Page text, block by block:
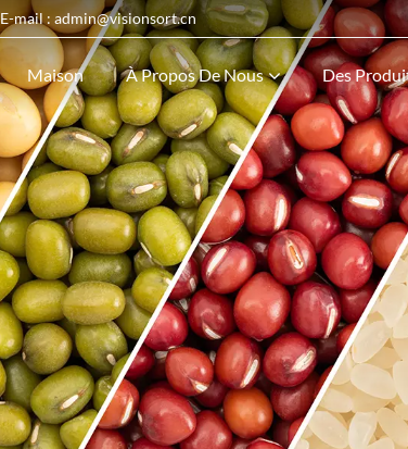
E-mail : admin@visionsort.cn
Maison À Propos De Nous Des